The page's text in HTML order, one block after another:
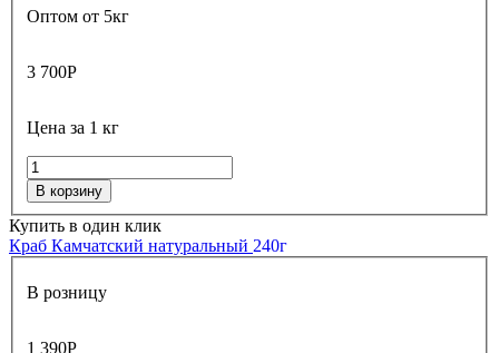
Оптом от 5кг
3 700Р
Цена за 1 кг
В корзину
Купить в один клик
Краб Камчатский натуральный 240г
В розницу
1 390Р